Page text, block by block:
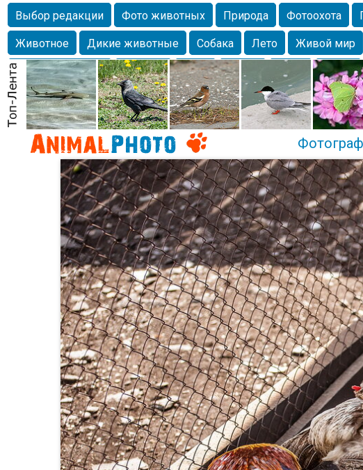
Выбор редакции Фото животных Природа Фотоохота
Животное
Дикие животные Собака Лето Живой мир
Млекопитающие
Красота Фото Озеро Глаза Крым
любимцы
Волгоград Лебедь Город Бабочка Чайка
Спаниель